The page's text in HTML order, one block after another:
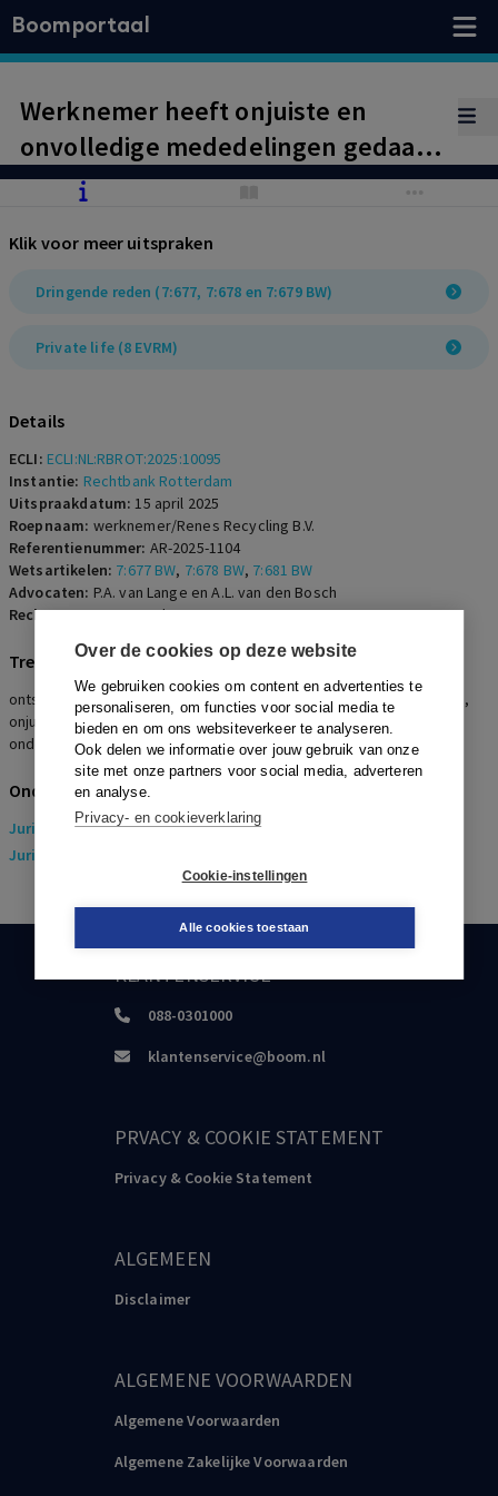
Over de cookies op deze website
We gebruiken cookies om content en advertenties te
personaliseren, om functies voor social media te
bieden en om ons websiteverkeer te analyseren.
Ook delen we informatie over jouw gebruik van onze
site met onze partners voor social media, adverteren
en analyse.
Privacy- en cookieverklaring
Cookie-instellingen
Alle cookies toestaan
Boomportaal
Werknemer heeft onjuiste en
onvolledige mededelingen gedaan
over beperkingen en
ziekte. Ontslag op staande voet
naar aanleiding van bevindingen
gegeven. Geen recht op
Klik voor meer uitspraken
Dringende reden (7:677, 7:678 en 7:679 BW)
Private life (8 EVRM)
Details
ECLI: ECLI:NL:RBROT:2025:10095
Instantie: Rechtbank Rotterdam
Uitspraakdatum:15 april 2025
Roepnaam: werknemer/Renes Recycling B.V.
Referentienummer: AR-2025-1104
Wetsartikelen: 7:677 BW, 7:678 BW, 7:681 BW
Advocaten: P.A. van Lange en A.L. van den Bosch
Rechters:I.K. Rapmund
Trefwoorden
ontslag op staande voet, dringende reden, arbeidsongeschiktheid,
onjuiste inlichting, bedrijfsarts, bedrijfsrecherche,
onderzoeksbureau, recht op privacy
Onderwerpen
Juridisch> Arbeidsrecht
Juridisch
KLANTENSERVICE
088-0301000
klantenservice@boom.nl
PRVACY & COOKIE STATEMENT
Privacy & Cookie Statement
ALGEMEEN
Disclaimer
ALGEMENE VOORWAARDEN
Algemene Voorwaarden
Algemene Zakelijke Voorwaarden